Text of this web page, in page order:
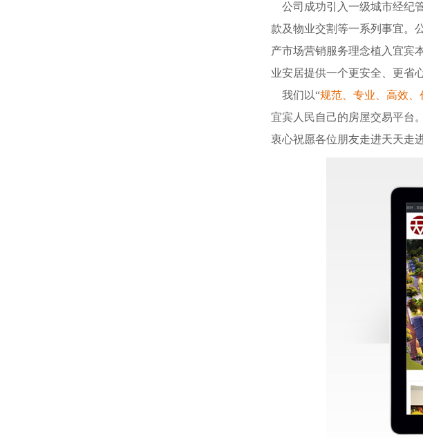
公司成功引入一级城市经纪
款及物业交割等一系列事宜。
产市场营销服务理念植入宜宾
业安居提供一个更安全、更省
我们以“规范、专业、高效、
宜宾人民自己的房屋交易平台。
衷心祝愿各位朋友走进天天走